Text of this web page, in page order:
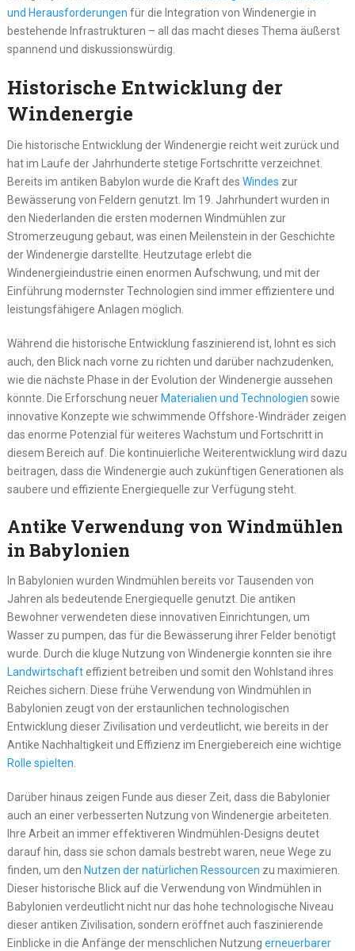
und Herausforderungen für die Integration von Windenergie in
bestehende Infrastrukturen – all das macht dieses Thema äußerst
spannend und diskussionswürdig.
Historische Entwicklung der
Windenergie
Die historische Entwicklung der Windenergie reicht weit zurück und
hat im Laufe der Jahrhunderte stetige Fortschritte verzeichnet.
Bereits im antiken Babylon wurde die Kraft des Windes zur
Bewässerung von Feldern genutzt. Im 19. Jahrhundert wurden in
den Niederlanden die ersten modernen Windmühlen zur
Stromerzeugung gebaut, was einen Meilenstein in der Geschichte
der Windenergie darstellte. Heutzutage erlebt die
Windenergieindustrie einen enormen Aufschwung, und mit der
Einführung modernster Technologien sind immer effizientere und
leistungsfähigere Anlagen möglich.
Während die historische Entwicklung faszinierend ist, lohnt es sich
auch, den Blick nach vorne zu richten und darüber nachzudenken,
wie die nächste Phase in der Evolution der Windenergie aussehen
könnte. Die Erforschung neuer Materialien und Technologien sowie
innovative Konzepte wie schwimmende Offshore-Windräder zeigen
das enorme Potenzial für weiteres Wachstum und Fortschritt in
diesem Bereich auf. Die kontinuierliche Weiterentwicklung wird dazu
beitragen, dass die Windenergie auch zukünftigen Generationen als
saubere und effiziente Energiequelle zur Verfügung steht.
Antike Verwendung von Windmühlen
in Babylonien
In Babylonien wurden Windmühlen bereits vor Tausenden von
Jahren als bedeutende Energiequelle genutzt. Die antiken
Bewohner verwendeten diese innovativen Einrichtungen, um
Wasser zu pumpen, das für die Bewässerung ihrer Felder benötigt
wurde. Durch die kluge Nutzung von Windenergie konnten sie ihre
Landwirtschafteffizient betreiben und somit den Wohlstand ihres
Reiches sichern. Diese frühe Verwendung von Windmühlen in
Babylonien zeugt von der erstaunlichen technologischen
Entwicklung dieser Zivilisation und verdeutlicht, wie bereits in der
Antike Nachhaltigkeit und Effizienz im Energiebereich eine wichtige
Rolle spielten.
Darüber hinaus zeigen Funde aus dieser Zeit, dass die Babylonier
auch an einer verbesserten Nutzung von Windenergie arbeiteten.
Ihre Arbeit an immer effektiveren Windmühlen-Designs deutet
darauf hin, dass sie schon damals bestrebt waren, neue Wege zu
finden, um den Nutzen der natürlichen Ressourcen zu maximieren.
Dieser historische Blick auf die Verwendung von Windmühlen in
Babylonien verdeutlicht nicht nur das hohe technologische Niveau
dieser antiken Zivilisation, sondern eröffnet auch faszinierende
Einblicke in die Anfänge der menschlichen Nutzung erneuerbarer